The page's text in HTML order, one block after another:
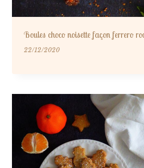
Boules choco noisette façon ferrero
22/12/2020